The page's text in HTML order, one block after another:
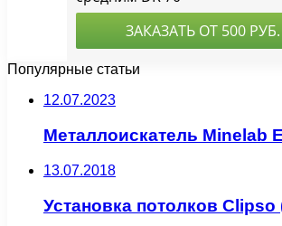
Популярные статьи
12.07.2023
Металлоискатель Minelab
13.07.2018
Установка потолков Clipso